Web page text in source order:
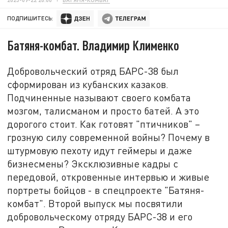
ПОДПИШИТЕСЬ:
Батяня-комбат. Владимир Клименко
Добровольческий отряд БАРС-38 был
сформирован из кубанских казаков.
Подчиненные называют своего комбата
мозгом, талисманом и просто батей. А это
дорогого стоит. Как готовят "птичников" –
грозную силу современной войны? Почему в
штурмовую пехоту идут геймеры и даже
бизнесмены? Эксклюзивные кадры с
передовой, откровенные интервью и живые
портреты бойцов - в спецпроекте "Батяня-
комбат". Второй выпуск мы посвятили
добровольческому отряду БАРС-38 и его